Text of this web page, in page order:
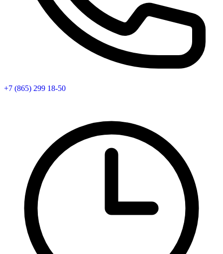
+7 (865) 299 18-50